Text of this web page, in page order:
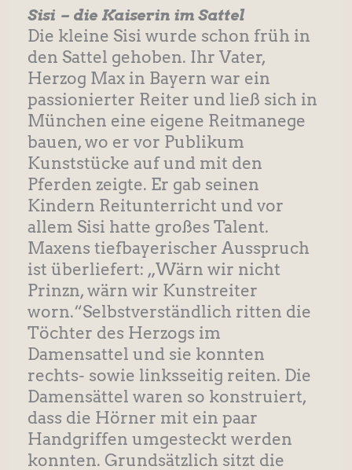
Sisi – die Kaiserin im Sattel
Die kleine Sisi wurde schon früh in
den Sattel gehoben. Ihr Vater,
Herzog Max in Bayern war ein
passionierter Reiter und ließ sich in
München eine eigene Reitmanege
bauen, wo er vor Publikum
Kunststücke auf und mit den
Pferden zeigte. Er gab seinen
Kindern Reitunterricht und vor
allem Sisi hatte großes Talent.
Maxens tiefbayerischer Ausspruch
ist überliefert: „Wärn wir nicht
Prinzn, wärn wir Kunstreiter
worn.“Selbstverständlich ritten die
Töchter des Herzogs im
Damensattel und sie konnten
rechts- sowie linksseitig reiten. Die
Damensättel waren so konstruiert,
dass die Hörner mit ein paar
Handgriffen umgesteckt werden
konnten. Grundsätzlich sitzt die